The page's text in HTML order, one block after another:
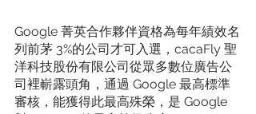
Google 菁英合作夥伴資格為每年績效名
列前茅 3%的公司才可入選，cacaFly 聖
洋科技股份有限公司從眾多數位廣告公
司裡嶄露頭角，通過 Google 最高標準
審核，能獲得此最高殊榮，是 Google